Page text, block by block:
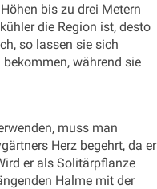
bis zu drei Metern
die Region ist, desto
so lassen sie sich
während sie
muss man
Herz begehrt, da er
er als Solitärpflanze
Halme mit der